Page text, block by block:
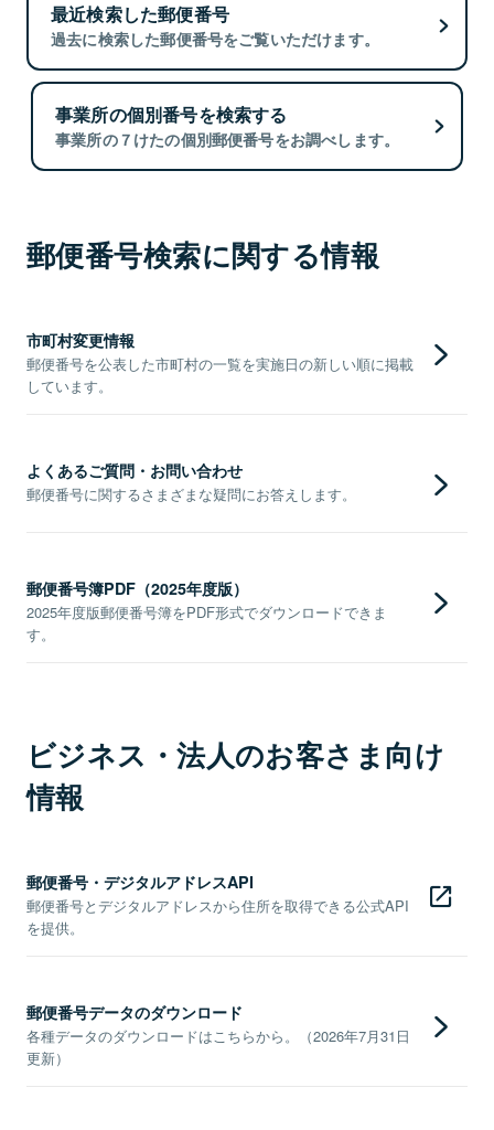
最近検索した郵便番号
過去に検索した郵便番号をご覧いただけます。
事業所の個別番号を検索する
事業所の７けたの個別郵便番号をお調べします。
郵便番号検索に関する情報
市町村変更情報
郵便番号を公表した市町村の一覧を実施日の新しい順に掲載
しています。
よくあるご質問・お問い合わせ
郵便番号に関するさまざまな疑問にお答えします。
郵便番号簿PDF（2025年度版）
2025年度版郵便番号簿をPDF形式でダウンロードできま
す。
ビジネス・法人のお客さま向け
情報
郵便番号・デジタルアドレスAPI
郵便番号とデジタルアドレスから住所を取得できる公式API
を提供。
郵便番号データのダウンロード
各種データのダウンロードはこちらから。（2026年7月31日
更新）